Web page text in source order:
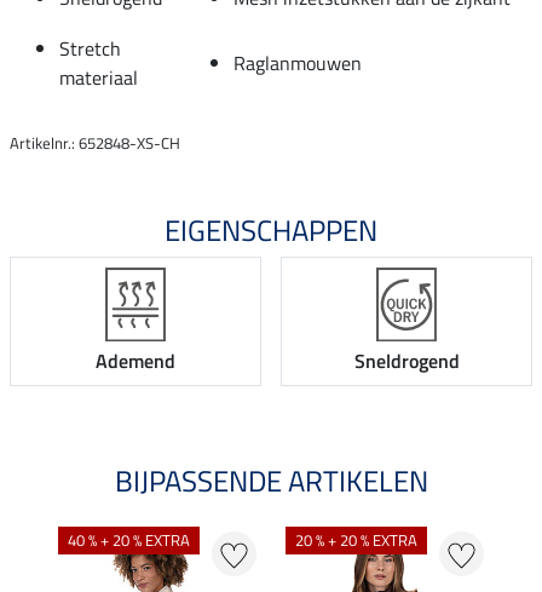
Stretch
materiaal
Raglanmouwen
Artikelnr.: 652848-XS-CH
EIGENSCHAPPEN
Ademend Sneldrogend
BIJPASSENDE ARTIKELEN
40 % + 20 % EXTRA 20 % + 20 % EXTRA